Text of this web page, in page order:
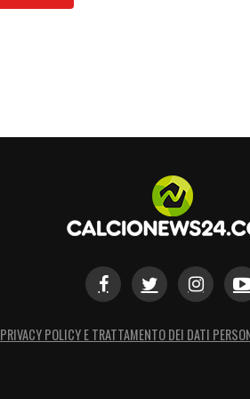
PRIVACY POLICY E TRATTAMENTO DEI DATI